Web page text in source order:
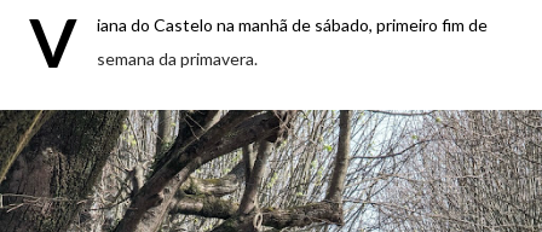
V
iana do Castelo na manhã de sábado, primeiro fim de
semana da primavera.